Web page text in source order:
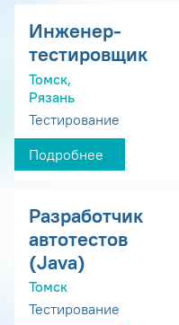
Инженер-
тестировщик
Томск,
Рязань
Тестирование
Подробнее
Разработчик
автотестов
(Java)
Томск
Тестирование